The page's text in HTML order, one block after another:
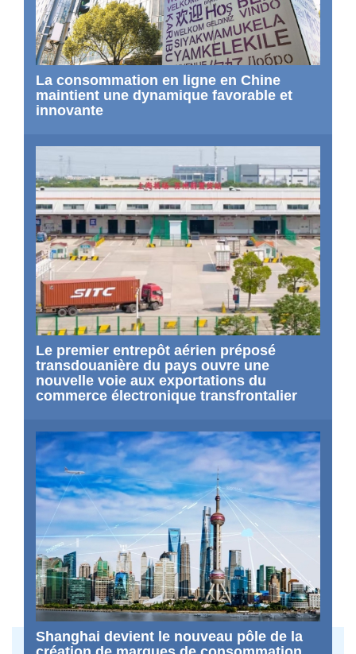
La consommation en ligne en Chine
maintient une dynamique favorable et
innovante
Le premier entrepôt aérien préposé
transdouanière du pays ouvre une
nouvelle voie aux exportations du
commerce électronique transfrontalier
Shanghai devient le nouveau pôle de la